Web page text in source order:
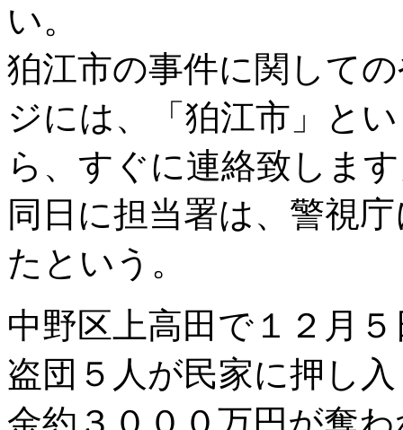
い。
狛江市の事件に関して
ジには、「狛江市」と
ら、すぐに連絡致しま
同日に担当署は、警視
たという。
中野区上高田で１２月
盗団５人が民家に押し